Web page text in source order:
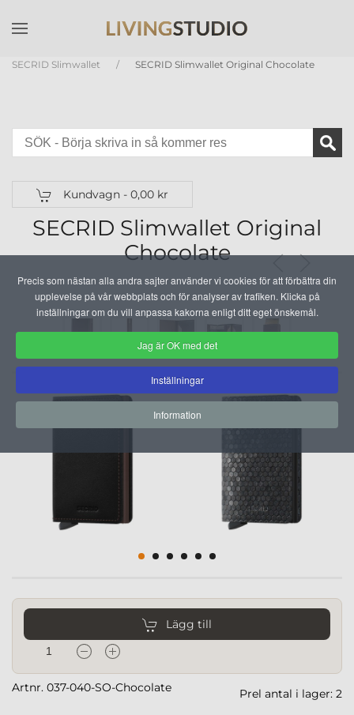
SECRID Slimwallet SECRID Slimwallet Original Chocolate
Kundvagn - 0,00 kr
SECRID Slimwallet Original
Chocolate
Lägg till
Prel antal i lager: 2
Artnr. 037-040-SO-Chocolate
Precis som nästan alla andra sajter använder vi cookies för att förbättra din
upplevelse på vår webbplats och för analyser av trafiken. Klicka på
inställningar om du vill anpassa kakorna enligt ditt eget önskemål.
Jag är OK med det
Inställningar
Information